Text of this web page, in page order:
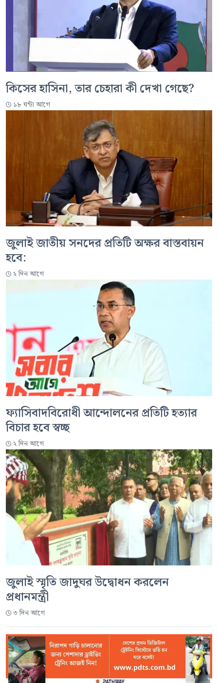
কিসের হাসিনা, তার চেহারা কী দেখা গেছে?
১৮ ঘন্টা আগে
জুলাই জাতীয় সনদের প্রতিটি অক্ষর বাস্তবায়ন
হবে:
২ দিন আগে
ফ্যাসিবাদবিরোধী আন্দোলনের প্রতিটি হত্যার
বিচার হবে স্বচ্ছ
২ দিন আগে
জুলাই স্মৃতি জাদুঘর উদ্বোধন করলেন
প্রধানমন্ত্রী
৩ দিন আগে